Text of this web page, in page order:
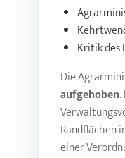
Kritik des
Die
aufgehoben
Randflächen
einer